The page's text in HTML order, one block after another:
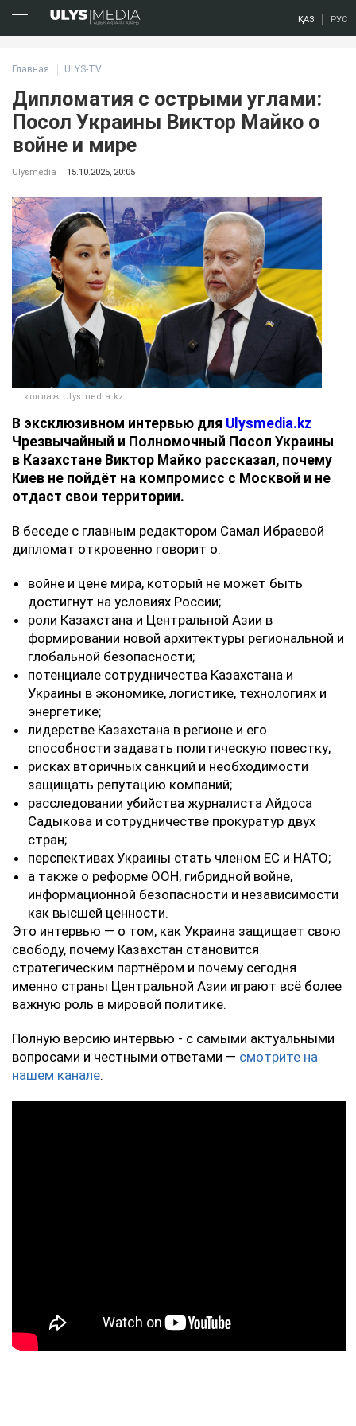
ҚАЗ РУС
Главная ULYS-TV
Дипломатия с острыми углами:
Посол Украины Виктор Майко о
войне и мире
Ulysmedia 15.10.2025, 20:05
коллаж Ulysmedia.kz
‎В эксклюзивном интервью для Ulysmedia.kz
Чрезвычайный и Полномочный Посол Украины
в Казахстане Виктор Майко рассказал, почему
Киев не пойдёт на компромисс с Москвой и не
отдаст свои территории.
‎В беседе с главным редактором Самал Ибраевой
дипломат откровенно говорит о:
‎войне и цене мира, который не может быть
достигнут на условиях России;
‎роли Казахстана и Центральной Азии в
формировании новой архитектуры региональной и
глобальной безопасности;
‎потенциале сотрудничества Казахстана и
Украины в экономике, логистике, технологиях и
энергетике;
‎лидерстве Казахстана в регионе и его
способности задавать политическую повестку;
‎рисках вторичных санкций и необходимости
защищать репутацию компаний;
‎расследовании убийства журналиста Айдоса
Садыкова и сотрудничестве прокуратур двух
стран;
‎перспективах Украины стать членом ЕС и НАТО;
‎а также о реформе ООН, гибридной войне,
информационной безопасности и независимости
как высшей ценности.
‎Это интервью — о том, как Украина защищает свою
свободу, почему Казахстан становится
стратегическим партнёром и почему сегодня
именно страны Центральной Азии играют всё более
важную роль в мировой политике.
‎Полную версию интервью - с самыми актуальными
вопросами и честными ответами — смотрите на
нашем канале.